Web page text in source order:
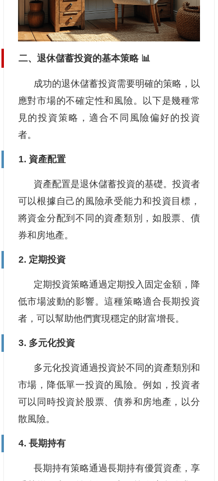
二、退休儲蓄投資的基本策略 📊
成功的退休儲蓄投資需要明確的策略，以
應對市場的不確定性和風險。以下是幾種常
見的投資策略，適合不同風險偏好的投資
者。
1. 資產配置
資產配置是退休儲蓄投資的基礎。投資者
可以根據自己的風險承受能力和投資目標，
將資金分配到不同的資產類別，如股票、債
券和房地產。
2. 定期投資
定期投資策略通過定期投入固定金額，降
低市場波動的影響。這種策略適合長期投資
者，可以幫助他們實現穩定的財富增長。
3. 多元化投資
多元化投資通過投資於不同的資產類別和
市場，降低單一投資的風險。例如，投資者
可以同時投資於股票、債券和房地產，以分
散風險。
4. 長期持有
長期持有策略通過長期持有優質資產，享